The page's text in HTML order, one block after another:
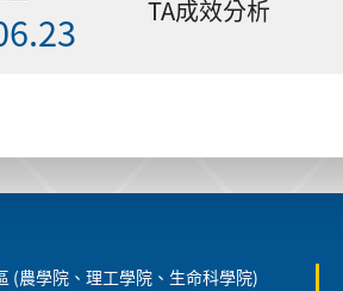
TA成效分析
(農學院、理工學院、生命科學院)